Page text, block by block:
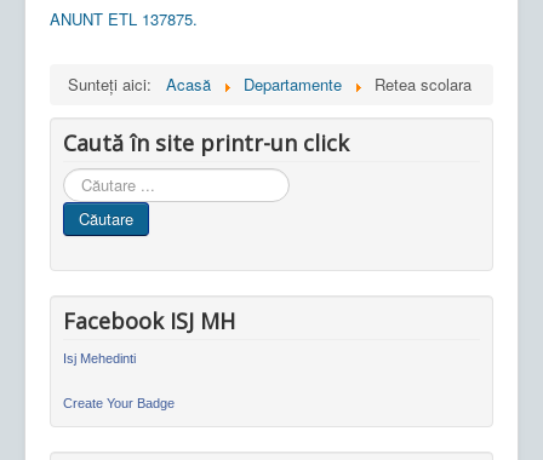
ANUNT ETL 137875.
Sunteți aici: Acasă Departamente Retea scolara
Caută în site printr-un click
Cauta
in
site
Căutare
Facebook ISJ MH
Isj Mehedinti
Create Your Badge